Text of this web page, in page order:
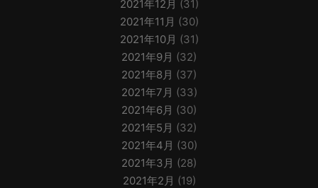
2021年12月 (31)
2021年11月 (30)
2021年10月 (31)
2021年9月 (32)
2021年8月 (37)
2021年7月 (33)
2021年6月 (30)
2021年5月 (32)
2021年4月 (30)
2021年3月 (28)
2021年2月 (19)